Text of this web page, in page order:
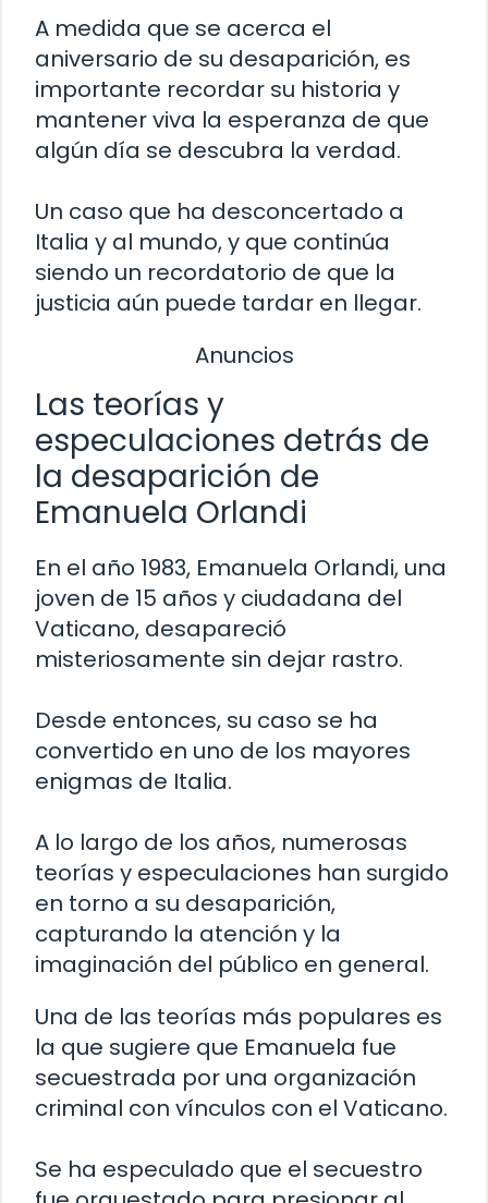
A medida que se acerca el
aniversario de su desaparición, es
importante recordar su historia y
mantener viva la esperanza de que
algún día se descubra la verdad.
Un caso que ha desconcertado a
Italia y al mundo, y que continúa
siendo un recordatorio de que la
justicia aún puede tardar en llegar.
Anuncios
Las teorías y
especulaciones detrás de
la desaparición de
Emanuela Orlandi
En el año 1983, Emanuela Orlandi, una
joven de 15 años y ciudadana del
Vaticano, desapareció
misteriosamente sin dejar rastro.
Desde entonces, su caso se ha
convertido en uno de los mayores
enigmas de Italia.
A lo largo de los años, numerosas
teorías y especulaciones han surgido
en torno a su desaparición,
capturando la atención y la
imaginación del público en general.
Una de las teorías más populares es
la que sugiere que Emanuela fue
secuestrada por una organización
criminal con vínculos con el Vaticano.
Se ha especulado que el secuestro